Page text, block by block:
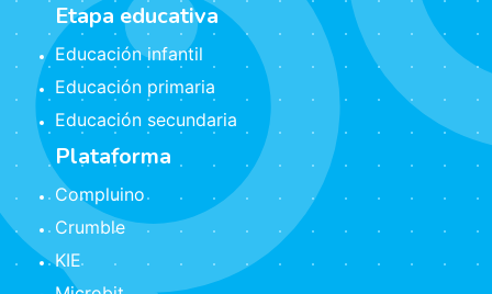
Etapa educativa
Educación infantil
Educación primaria
Educación secundaria
Plataforma
Compluino
Crumble
KIE